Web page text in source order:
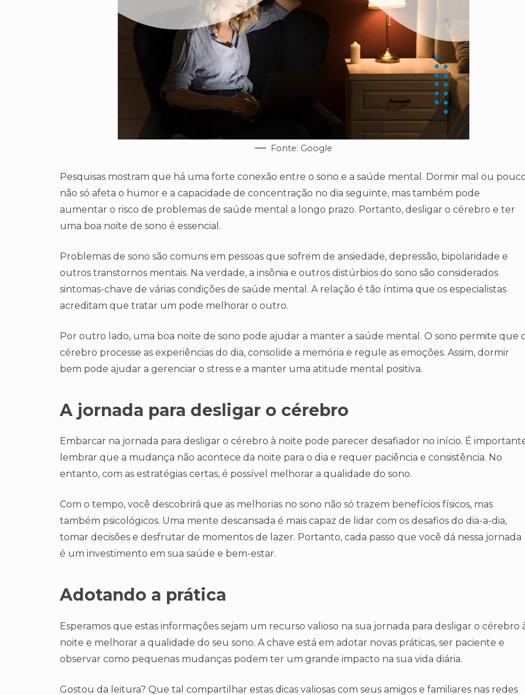
Fonte: Google
Pesquisas mostram que há uma forte conexão entre o sono e a saúde mental. Dormir mal ou
não só afeta o humor e a capacidade de concentração no dia seguinte, mas também pode
aumentar o risco de problemas de saúde mental a longo prazo. Portanto, desligar o cérebro e ter
uma boa noite de sono é essencial.
Problemas de sono são comuns em pessoas que sofrem de ansiedade, depressão, bipolaridade e
outros transtornos mentais. Na verdade, a insônia e outros distúrbios do sono são considerados
sintomas-chave de várias condições de saúde mental. A relação é tão íntima que os especialistas
acreditam que tratar um pode melhorar o outro.
Por outro lado, uma boa noite de sono pode ajudar a manter a saúde mental. O sono permite que
cérebro processe as experiências do dia, consolide a memória e regule as emoções. Assim, dormir
bem pode ajudar a gerenciar o stress e a manter uma atitude mental positiva.
A jornada para desligar o cérebro
Embarcar na jornada para desligar o cérebro à noite pode parecer desafiador no início. É
lembrar que a mudança não acontece da noite para o dia e requer paciência e consistência. No
entanto, com as estratégias certas, é possível melhorar a qualidade do sono.
Com o tempo, você descobrirá que as melhorias no sono não só trazem benefícios físicos, mas
também psicológicos. Uma mente descansada é mais capaz de lidar com os desafios do dia-a-dia,
tomar decisões e desfrutar de momentos de lazer. Portanto, cada passo que você dá nessa jornada
é um investimento em sua saúde e bem-estar.
Adotando a prática
Esperamos que estas informações sejam um recurso valioso na sua jornada para desligar o cérebro
noite e melhorar a qualidade do seu sono. A chave está em adotar novas práticas, ser paciente e
observar como pequenas mudanças podem ter um grande impacto na sua vida diária.
Gostou da leitura? Que tal compartilhar estas dicas valiosas com seus amigos e familiares nas redes